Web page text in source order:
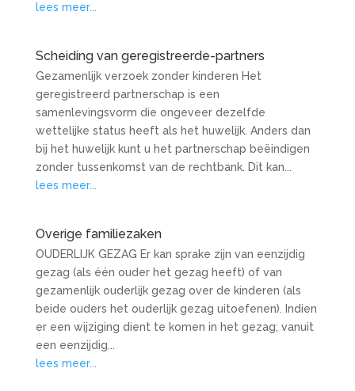
lees meer...
Scheiding van geregistreerde-partners
Gezamenlijk verzoek zonder kinderen Het
geregistreerd partnerschap is een
samenlevingsvorm die ongeveer dezelfde
wettelijke status heeft als het huwelijk. Anders dan
bij het huwelijk kunt u het partnerschap beëindigen
zonder tussenkomst van de rechtbank. Dit kan...
lees meer...
Overige familiezaken
OUDERLIJK GEZAG Er kan sprake zijn van eenzijdig
gezag (als één ouder het gezag heeft) of van
gezamenlijk ouderlijk gezag over de kinderen (als
beide ouders het ouderlijk gezag uitoefenen). Indien
er een wijziging dient te komen in het gezag; vanuit
een eenzijdig...
lees meer...